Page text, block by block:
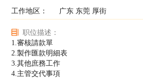
工作地区：
广东 东莞 厚街
职位描述：
1.審核請款單
2.製作匯款明細表
3.其他庶務工作
4.主管交代事項